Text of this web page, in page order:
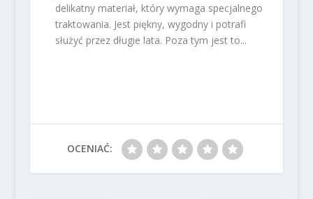
delikatny materiał, który wymaga specjalnego
traktowania. Jest piękny, wygodny i potrafi
służyć przez długie lata. Poza tym jest to...
OCENIAĆ: